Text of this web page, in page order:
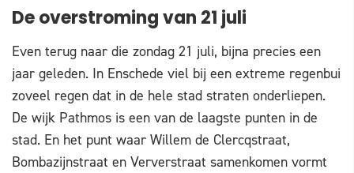
De overstroming van 21 juli
Even terug naar die zondag 21 juli, bijna precies een
jaar geleden. In Enschede viel bij een extreme regenbui
zoveel regen dat in de hele stad straten onderliepen.
De wijk Pathmos is een van de laagste punten in de
stad. En het punt waar Willem de Clercqstraat,
Bombazijnstraat en Ververstraat samenkomen vormt